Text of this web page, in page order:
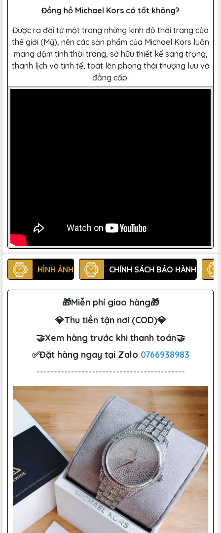
Đồng hồ Michael Kors có tốt không?
Được ra đời từ một trong những kinh đô thời trang của
thế giới (Mỹ), nên các sản phẩm của Michael Kors luôn
mang đậm tính thời trang, sở hữu thiết kế sang trọng,
thanh lịch và tinh tế, toát lên phong thái thượng lưu và
đẳng cấp.
HÌNH ẢNH CHÍNH SÁCH BẢO HÀNH
🎁Miễn phí giao hàng🎁
💎Thu tiền tận nơi (COD)💎
🤝Xem hàng trước khi thanh toán🤝
✅Đặt hàng ngay tại Zalo 0766938983
-------------------------------------------